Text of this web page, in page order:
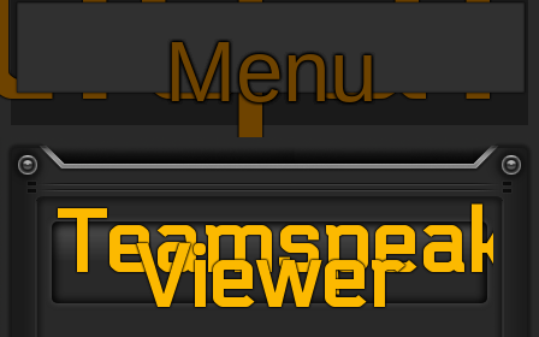
Menu
Teamspeak
Viewer